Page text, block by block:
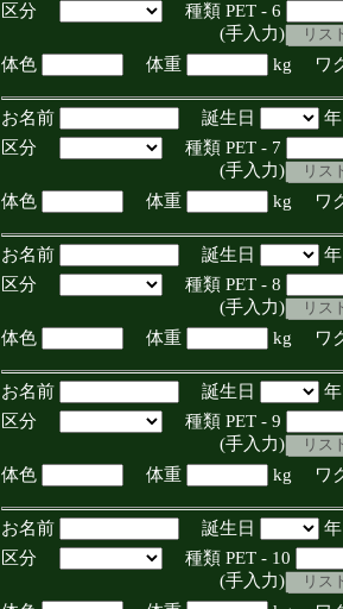
区分
種類 PET - 6
(手入力)
体色
体重 kg ワ
お名前 誕生日
区分
種類 PET - 7
(手入力)
体色
体重 kg ワ
お名前 誕生日
区分
種類 PET - 8
(手入力)
体色
体重 kg ワ
お名前 誕生日
区分
種類 PET - 9
(手入力)
体色
体重 kg ワ
お名前 誕生日
区分
種類 PET - 10
(手入力)